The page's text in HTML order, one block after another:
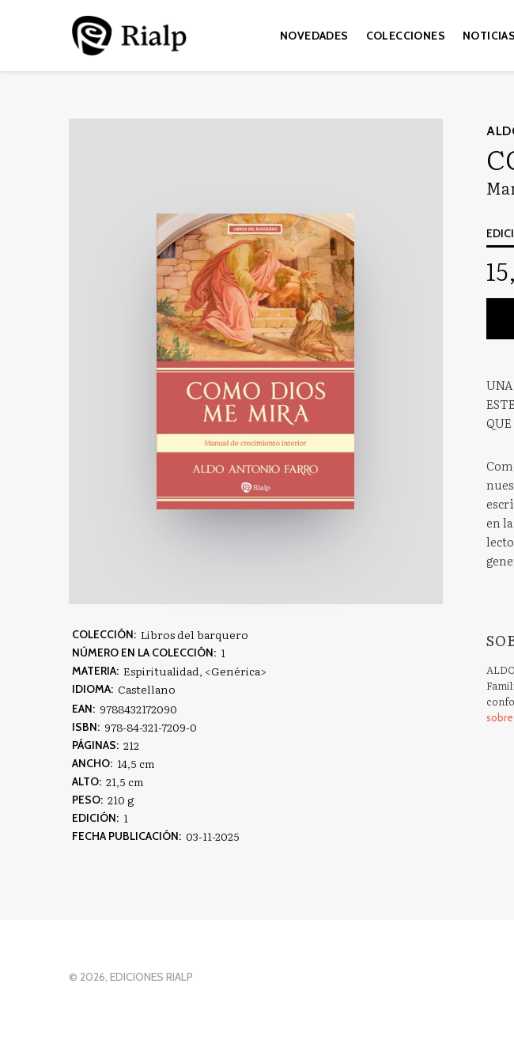
NOVEDADES COLECCIONES NOTICIAS
COLECCIÓN: Libros del barquero
NÚMERO EN LA COLECCIÓN: 1
MATERIA: Espiritualidad, <Genérica>
IDIOMA: Castellano
EAN: 9788432172090
ISBN: 978-84-321-7209-0
PÁGINAS: 212
ANCHO: 14,5 cm
ALTO: 21,5 cm
PESO: 210 g
EDICIÓN: 1
FECHA PUBLICACIÓN: 03-11-2025
en
© 2026, EDICIONES RIALP